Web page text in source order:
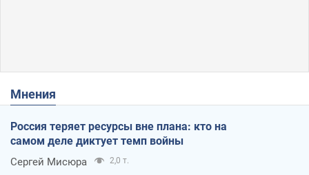
Мнения
Россия теряет ресурсы вне плана: кто на
самом деле диктует темп войны
Сергей Мисюра 2,0 т.